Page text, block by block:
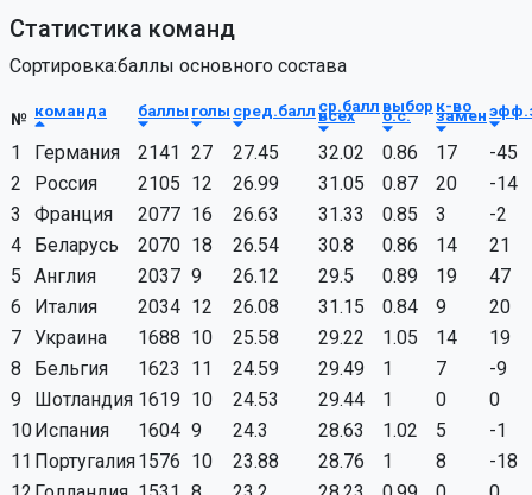
Статистика команд
Сортировка:баллы основного состава
№ команда баллы голы сред.балл ср.балл
всех выбор
о.с. к-во
замен
1 Германия 2141 27 27.45 32.02 0.86 17
-45
2
Россия 2105 12 26.99 31.05 0.87 20
-14
3
Франция 2077 16 26.63 31.33 0.85 3
-2
4
Беларусь 2070 18 26.54 30.8 0.86 14
21
5
Англия 2037 9 26.12 29.5 0.89 19
47
6
Италия 2034 12 26.08 31.15 0.84 9
20
7 Украина 1688 10 25.58 29.22 1.05 14
19
8
Бельгия 1623 11 24.59 29.49 1 7
-9
9
Шотландия 1619 10 24.53 29.44 1 0
0
10Испания 1604 9 24.3 28.63 1.02 5
-1
11 Португалия1576 10 23.88 28.76 1 8
-18